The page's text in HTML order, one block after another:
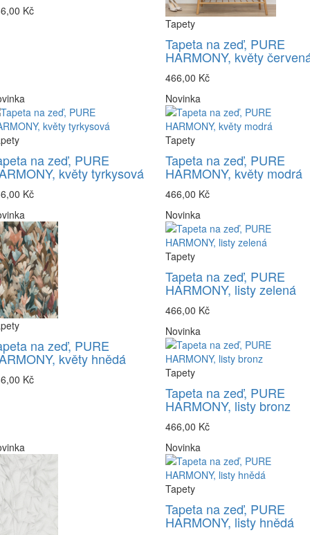
Kč
Tapety
Tapeta na zeď, PURE
HARMONY, květy
466,00 Kč
na zeď, PURE
květy tyrkysová
Kč
Novinka
Tapety
Tapeta na zeď, PURE
HARMONY, květy modrá
466,00 Kč
na zeď, PURE
květy hnědá
Kč
Novinka
Tapety
Tapeta na zeď, PURE
HARMONY, listy zelená
466,00 Kč
Novinka
Tapety
Tapeta na zeď, PURE
HARMONY, listy bronz
466,00 Kč
Novinka
Tapety
Tapeta na zeď, PURE
HARMONY, listy hnědá